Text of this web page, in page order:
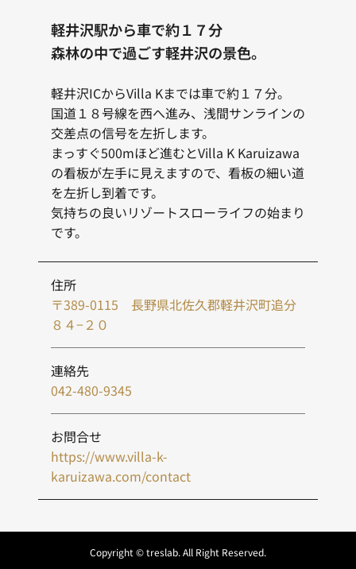
軽井沢駅から車で約１７分
森林の中で過ごす軽井沢の景色。
軽井沢ICからVilla Kまでは車で約１７分。
国道１８号線を西へ進み、浅間サンラインの
交差点の信号を左折します。
まっすぐ500mほど進むとVilla K Karuizawa
の看板が左手に見えますので、看板の細い道
を左折し到着です。
気持ちの良いリゾートスローライフの始まり
です。
住所
〒389-0115 長野県北佐久郡軽井沢町追分
８４−２０
連絡先
042-480-9345
お問合せ
https://www.villa-k-
karuizawa.com/contact
Copyright © treslab. All Right Reserved.